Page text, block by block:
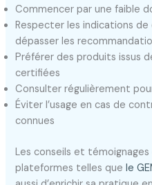
Commencer par une faible
Respecter les indications
dépasser les
Préférer des produits issus
certifiées
Consulter régulièrement
Éviter l’usage en cas de
connues
Les conseils et
plateformes telles quele